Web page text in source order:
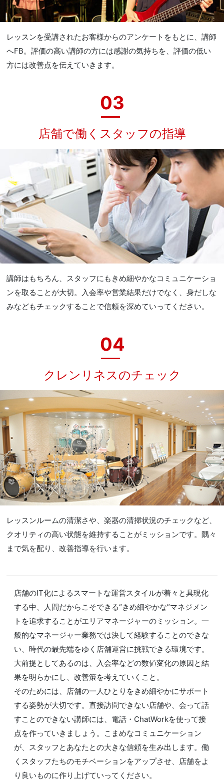
レッスンを受講されたお客様からのアンケートをもとに、講師
へFB。評価の高い講師の方には感謝の気持ちを、評価の低い
方には改善点を伝えていきます。
03
店舗で働くスタッフの指導
講師はもちろん、スタッフにもきめ細やかなコミュニケーショ
ンを取ることが大切。入会率や営業結果だけでなく、身だしな
みなどもチェックすることで信頼を深めていってください。
04
クレンリネスのチェック
レッスンルームの清潔さや、楽器の清掃状況のチェックなど、
クオリティの高い状態を維持することがミッションです。隅々
まで気を配り、改善指導を行います。
店舗のIT化によるスマートな運営スタイルが着々と具現化
する中、人間だからこそできる“きめ細やかな”マネジメン
トを追求することがエリアマネージャーのミッション。一
般的なマネージャー業務では決して経験することのできな
い、時代の最先端をゆく店舗運営に挑戦できる環境です。
大前提としてあるのは、入会率などの数値変化の原因と結
果を明らかにし、改善策を考えていくこと。
そのためには、店舗の一人ひとりをきめ細やかにサポート
する姿勢が大切です。直接訪問できない店舗や、会って話
すことのできない講師には、電話・ChatWorkを使って接
点を作っていきましょう。こまめなコミュニケーション
が、スタッフとあなたとの大きな信頼を生み出します。働
くスタッフたちのモチベーションをアップさせ、店舗をよ
り良いものに作り上げていってください。